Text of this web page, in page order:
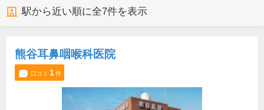
駅から近い順に全7件を表示
熊谷耳鼻咽喉科医院
口コミ 1件